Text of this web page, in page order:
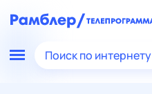
Поиск по интернету